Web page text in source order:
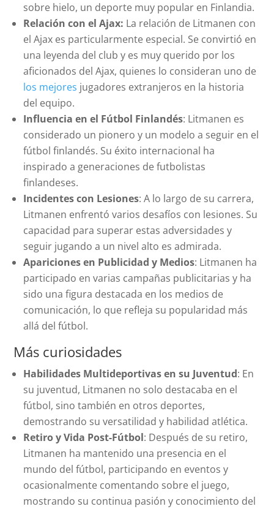
sobre hielo, un deporte muy popular en Finlandia.
Relación con el Ajax: La relación de Litmanen con
el Ajax es particularmente especial. Se convirtió en
una leyenda del club y es muy querido por los
aficionados del Ajax, quienes lo consideran uno de
los mejores jugadores extranjeros en la historia
del equipo.
Influencia en el Fútbol Finlandés: Litmanen es
considerado un pionero y un modelo a seguir en el
fútbol finlandés. Su éxito internacional ha
inspirado a generaciones de futbolistas
finlandeses.
Incidentes con Lesiones: A lo largo de su carrera,
Litmanen enfrentó varios desafíos con lesiones. Su
capacidad para superar estas adversidades y
seguir jugando a un nivel alto es admirada.
Apariciones en Publicidad y Medios: Litmanen ha
participado en varias campañas publicitarias y ha
sido una figura destacada en los medios de
comunicación, lo que refleja su popularidad más
allá del fútbol.
Más curiosidades
Habilidades Multideportivas en su Juventud: En
su juventud, Litmanen no solo destacaba en el
fútbol, sino también en otros deportes,
demostrando su versatilidad y habilidad atlética.
Retiro y Vida Post-Fútbol: Después de su retiro,
Litmanen ha mantenido una presencia en el
mundo del fútbol, participando en eventos y
ocasionalmente comentando sobre el juego,
mostrando su continua pasión y conocimiento del